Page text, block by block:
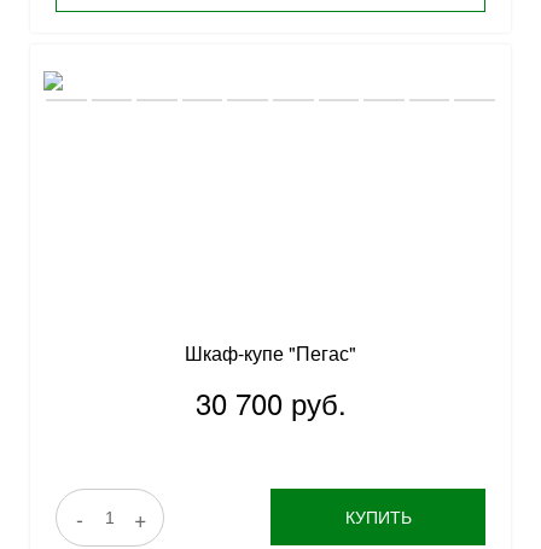
Шкаф-купе "Пегас"
30 700 руб.
- + КУПИТЬ